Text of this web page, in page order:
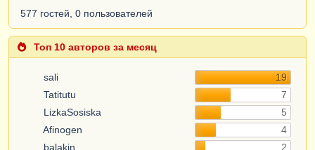
577 гостей, 0 пользователей
Топ 10 авторов за месяц
sali
19
Tatitutu
7
LizkaSosiska
5
Afinogen
4
balakin
2